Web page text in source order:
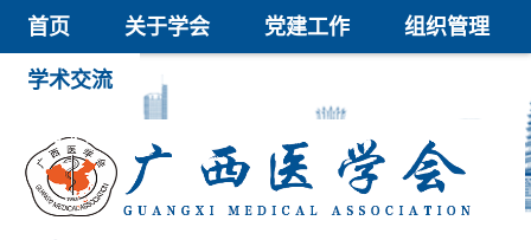
首页 关于学会 党建工作
组织管理
学术交流
继续教育
医学科技奖
信息公开